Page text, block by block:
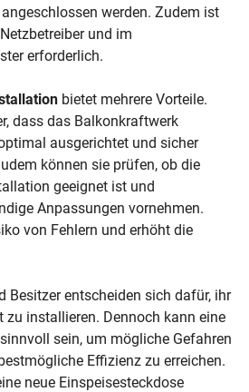
werden. Zudem ist
und im
erforderlich.
bietet mehrere Vorteile.
dass das Balkonkraftwerk
ausgerichtet und sicher
können sie prüfen, ob die
geeignet ist und
Anpassungen vornehmen.
von Fehlern und erhöht die
Besitzer entscheiden sich dafür, ihr
installieren. Dennoch kann eine
sein, um mögliche Gefahren
Effizienz zu erreichen.
neue Einspeisesteckdose